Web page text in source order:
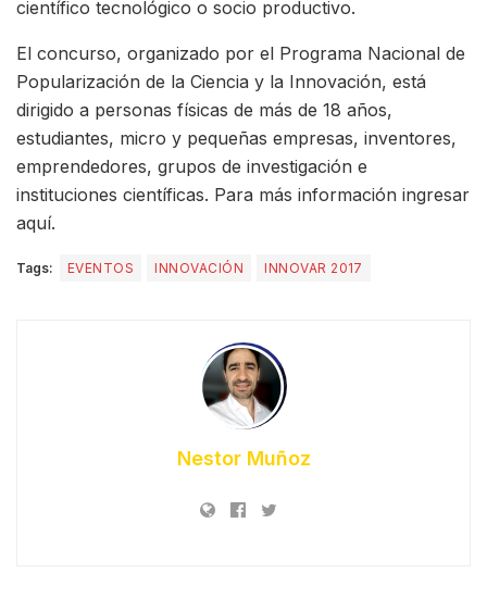
científico tecnológico o socio productivo.
El concurso, organizado por el Programa Nacional de
Popularización de la Ciencia y la Innovación, está
dirigido a personas físicas de más de 18 años,
estudiantes, micro y pequeñas empresas, inventores,
emprendedores, grupos de investigación e
instituciones científicas. Para más información ingresar
aquí.
Tags: EVENTOS INNOVACIÓN INNOVAR 2017
Nestor Muñoz